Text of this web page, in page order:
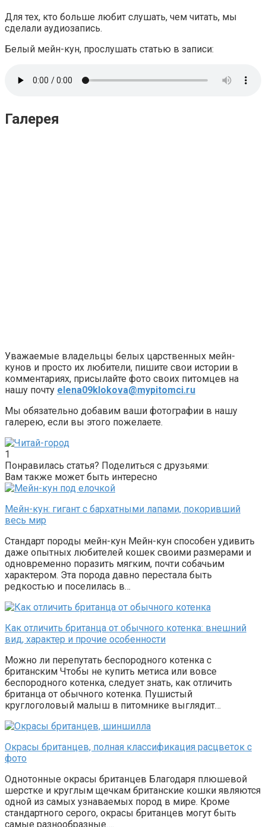
Для тех, кто больше любит слушать, чем читать, мы
сделали аудиозапись.
Белый мейн-кун, прослушать статью в записи:
Галерея
Уважаемые владельцы белых царственных мейн-
кунов и просто их любители, пишите свои истории в
комментариях, присылайте фото своих питомцев на
нашу почту elena09klokova@mypitomci.ru
Мы обязательно добавим ваши фотографии в нашу
галерею, если вы этого пожелаете.
1
Понравилась статья? Поделиться с друзьями:
Вам также может быть интересно
Мейн-кун: гигант с бархатными лапами, покоривший
весь мир
Стандарт породы мейн-кун Мейн-кун способен удивить
даже опытных любителей кошек своими размерами и
одновременно поразить мягким, почти собачьим
характером. Эта порода давно перестала быть
редкостью и поселилась в…
Как отличить британца от обычного котенка: внешний
вид, характер и прочие особенности
Можно ли перепутать беспородного котенка с
британским Чтобы не купить метиса или вовсе
беспородного котенка, следует знать, как отличить
британца от обычного котенка. Пушистый
круглоголовый малыш в питомнике выглядит…
Окрасы британцев, полная классификация расцветок с
фото
Однотонные окрасы британцев Благодаря плюшевой
шерстке и круглым щечкам британские кошки являются
одной из самых узнаваемых пород в мире. Кроме
стандартного серого, окрасы британцев могут быть
самые разнообразные….